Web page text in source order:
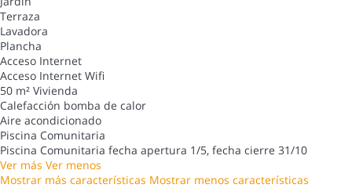
Terraza
Lavadora
Plancha
Acceso Internet
Acceso Internet Wifi
50 m² Vivienda
Calefacción bomba de calor
Aire acondicionado
Piscina Comunitaria
Piscina Comunitaria fecha apertura 1/5, fecha cierre 31/10
Ver más Ver menos
Mostrar más características Mostrar menos características